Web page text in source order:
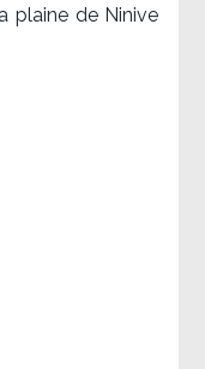
plaine de Ninive